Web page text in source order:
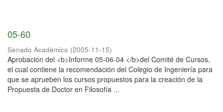
05-60
Senado Académico (2005-11-15)
Aprobación del <b>Informe 05-06-04 </b>del Comité de Cursos,
el cual contiene la recomendación del Colegio de Ingeniería para
que se aprueben los cursos propuestos para la creación de la
Propuesta de Doctor en Filosofía ...